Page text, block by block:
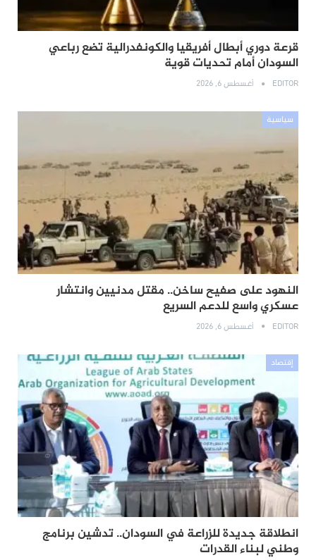
قرعة دوري أبطال أفريقيا والكونفدرالية تضع رباعي
السودان أمام تحديات قوية
EDITOR أغسطس 6, 2026
سياسية
النهود على صفيح ساخن.. مقتل مدنيين وانتشار
عسكري واسع للدعم السريع
EDITOR أغسطس 6, 2026
إقتصاد
انطلاقة جديدة للزراعة في السودان.. تدشين برنامج
وطني لبناء القدرات